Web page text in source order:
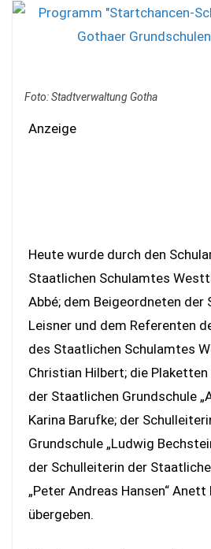
Foto: Stadtverwaltung Gotha
Anzeige
Heute wurde durch den
Staatlichen Schulamtes
Abbé; dem Beigeordneten der
Leisner und dem Referenten
des Staatlichen Schulamtes
Christian Hilbert; die
der Staatlichen Grundschule
Karina Barufke; der
Grundschule „Ludwig
der Schulleiterin der
„Peter Andreas Hansen“
übergeben.